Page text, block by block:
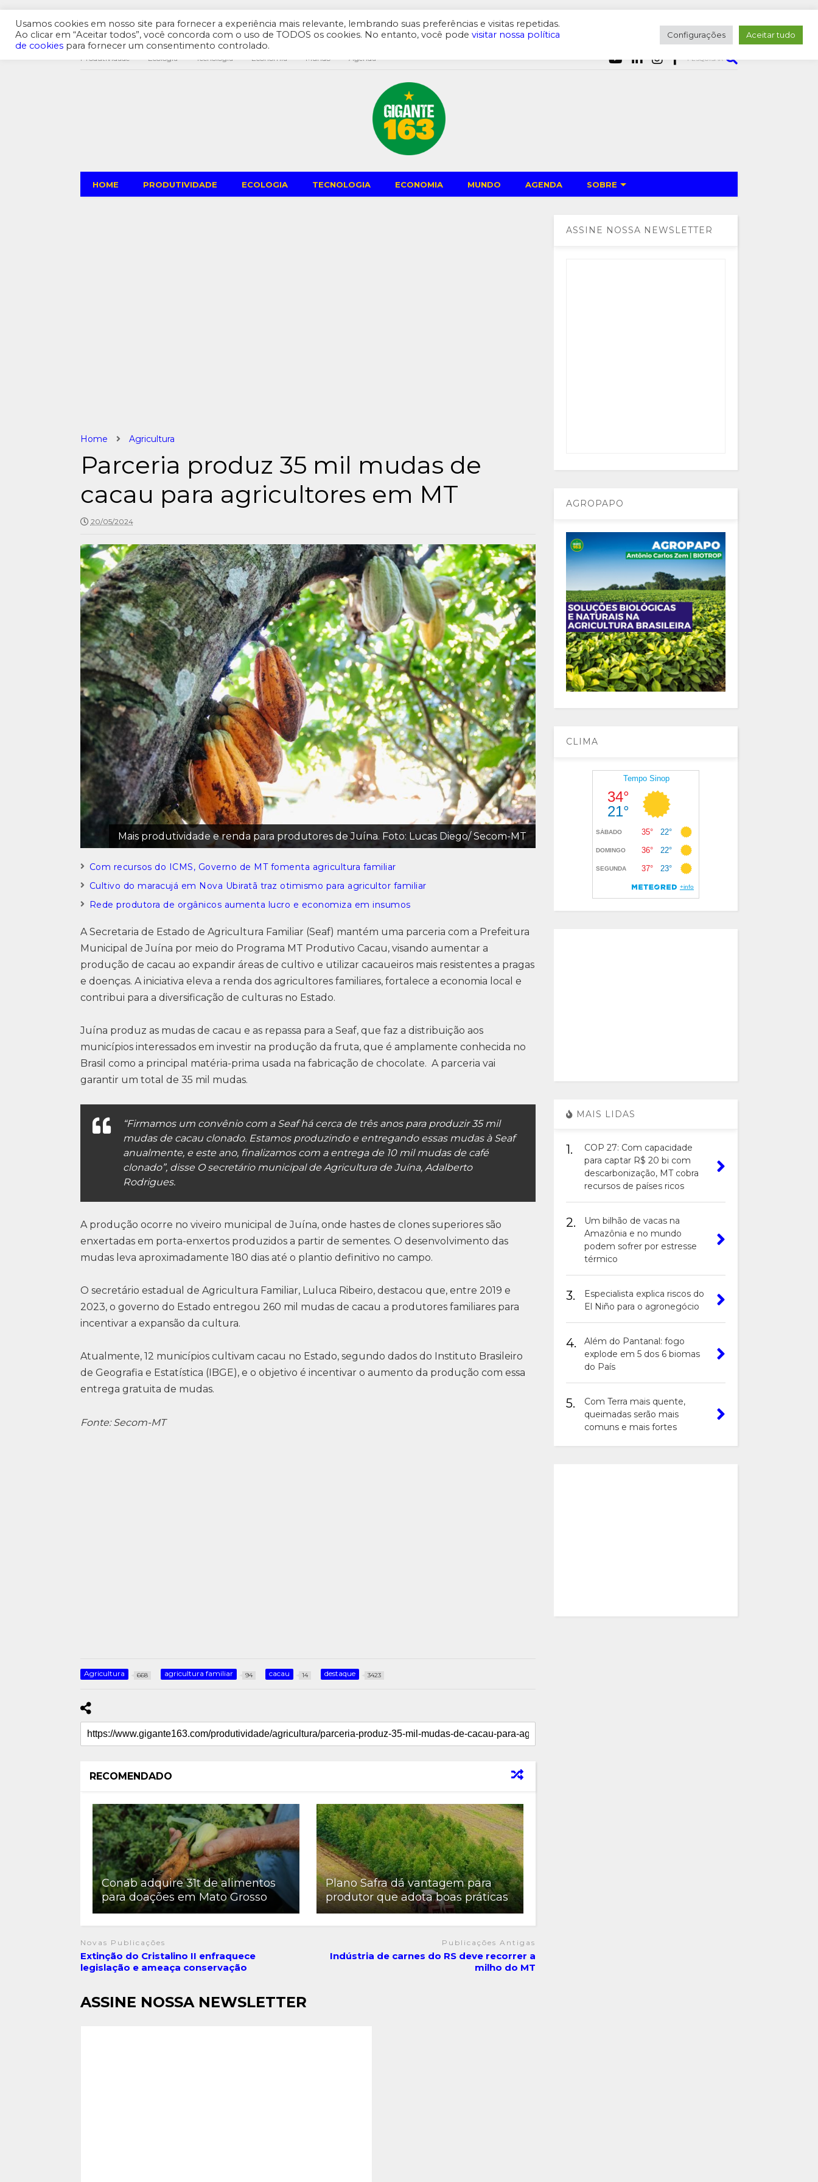
Produtividade Ecologia Tecnologia Economia Mundo Agenda PESQUISAR
HOME PRODUTIVIDADE ECOLOGIA TECNOLOGIA ECONOMIA MUNDO AGENDA SOBRE
Home Agricultura
Parceria produz 35 mil mudas de
cacau para agricultores em MT
20/05/2024
Mais produtividade e renda para produtores de Juína. Foto: Lucas Diego/ Secom-MT
Com recursos do ICMS, Governo de MT fomenta agricultura familiar
Cultivo do maracujá em Nova Ubiratã traz otimismo para agricultor familiar
Rede produtora de orgânicos aumenta lucro e economiza em insumos
A Secretaria de Estado de Agricultura Familiar (Seaf) mantém uma parceria com a Prefeitura
Municipal de Juína por meio do Programa MT Produtivo Cacau, visando aumentar a
produção de cacau ao expandir áreas de cultivo e utilizar cacaueiros mais resistentes a pragas
e doenças. A iniciativa eleva a renda dos agricultores familiares, fortalece a economia local e
contribui para a diversificação de culturas no Estado.
Juína produz as mudas de cacau e as repassa para a Seaf, que faz a distribuição aos
municípios interessados em investir na produção da fruta, que é amplamente conhecida no
Brasil como a principal matéria-prima usada na fabricação de chocolate. A parceria vai
garantir um total de 35 mil mudas.
“Firmamos um convênio com a Seaf há cerca de três anos para produzir 35 mil
mudas de cacau clonado. Estamos produzindo e entregando essas mudas à Seaf
anualmente, e este ano, finalizamos com a entrega de 10 mil mudas de café
clonado”, disse O secretário municipal de Agricultura de Juína, Adalberto
Rodrigues.
A produção ocorre no viveiro municipal de Juína, onde hastes de clones superiores são
enxertadas em porta-enxertos produzidos a partir de sementes. O desenvolvimento das
mudas leva aproximadamente 180 dias até o plantio definitivo no campo.
O secretário estadual de Agricultura Familiar, Luluca Ribeiro, destacou que, entre 2019 e
2023, o governo do Estado entregou 260 mil mudas de cacau a produtores familiares para
incentivar a expansão da cultura.
Atualmente, 12 municípios cultivam cacau no Estado, segundo dados do Instituto Brasileiro
de Geografia e Estatística (IBGE), e o objetivo é incentivar o aumento da produção com essa
entrega gratuita de mudas.
Fonte: Secom-MT
Agricultura 668 agricultura familiar 94 cacau 14 destaque 3423
RECOMENDADO
Conab adquire 31t de alimentos
para doações em Mato Grosso
Plano Safra dá vantagem para
produtor que adota boas práticas
Novas Publicações
Extinção do Cristalino II enfraquece
legislação e ameaça conservação
Publicações Antigas
Indústria de carnes do RS deve recorrer a
milho do MT
ASSINE NOSSA NEWSLETTER
ASSINE NOSSA NEWSLETTER
AGROPAPO
CLIMA
MAIS LIDAS
1.
COP 27: Com capacidade
para captar R$ 20 bi com
descarbonização, MT cobra
recursos de países ricos
2.
Um bilhão de vacas na
Amazônia e no mundo
podem sofrer por estresse
térmico
3.
Especialista explica riscos do
El Niño para o agronegócio
4.
Além do Pantanal: fogo
explode em 5 dos 6 biomas
do País
5.
Com Terra mais quente,
queimadas serão mais
comuns e mais fortes
Usamos cookies em nosso site para fornecer a experiência mais relevante, lembrando suas preferências e visitas repetidas.
Ao clicar em “Aceitar todos”, você concorda com o uso de TODOS os cookies. No entanto, você pode visitar nossa política
de cookies para fornecer um consentimento controlado.
Configurações Aceitar tudo